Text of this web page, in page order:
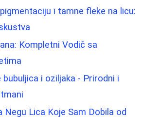
i tamne fleke na licu:
Kompletni Vodič sa
bubuljica i oziljaka - Prirodni i
Negu Lica Koje Sam Dobila od